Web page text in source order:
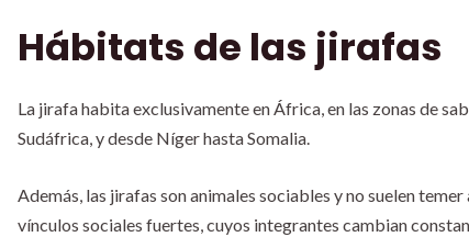
Hábitats de las jirafas
La jirafa habita exclusivamente en África, en las zonas de
Sudáfrica, y desde Níger hasta Somalia.
Además, las jirafas son animales sociables y no suelen
vínculos sociales fuertes, cuyos integrantes cambian